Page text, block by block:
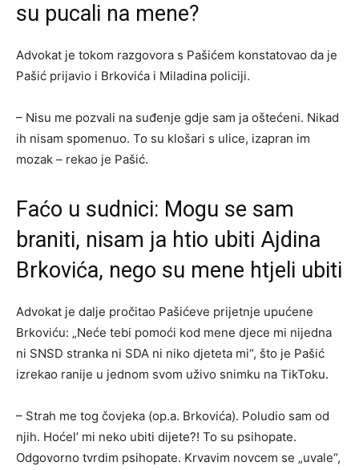
su pucali na mene?
Advokat je tokom razgovora s Pašićem konstatovao da je
Pašić prijavio i Brkovića i Miladina policiji.
– Nisu me pozvali na suđenje gdje sam ja oštećeni. Nikad
ih nisam spomenuo. To su klošari s ulice, izapran im
mozak – rekao je Pašić.
Faćo u sudnici: Mogu se sam
braniti, nisam ja htio ubiti Ajdina
Brkovića, nego su mene htjeli ubiti
Advokat je dalje pročitao Pašićeve prijetnje upućene
Brkoviću: „Neće tebi pomoći kod mene djece mi nijedna
ni SNSD stranka ni SDA ni niko djeteta mi“, što je Pašić
izrekao ranije u jednom svom uživo snimku na TikToku.
– Strah me tog čovjeka (op.a. Brkovića). Poludio sam od
njih. Hoćel’ mi neko ubiti dijete?! To su psihopate.
Odgovorno tvrdim psihopate. Krvavim novcem se „uvale“,